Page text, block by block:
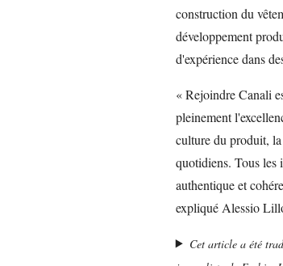
construction du
développement
d'expérience dans
« Rejoindre Canali
pleinement
culture du produit,
quotidiens. Tous les
authentique et
expliqué Alessio
Cet article a été